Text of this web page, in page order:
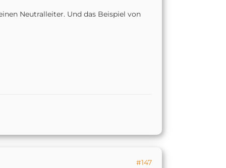
Neutralleiter. Und das Beispiel von
#147